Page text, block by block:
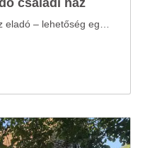
családi ház